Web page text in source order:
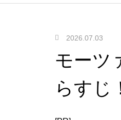
2026.07.03
モーツ
らすじ